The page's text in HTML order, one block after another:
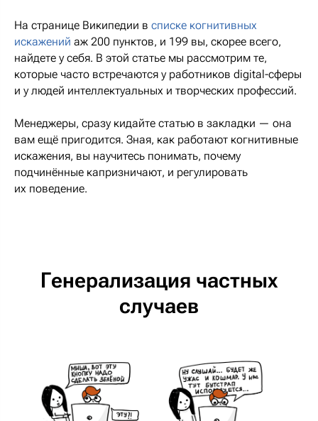
На странице Википедии в списке когнитивных
искажений аж 200 пунктов, и 199 вы, скорее всего,
найдете у себя. В этой статье мы рассмотрим те,
которые часто встречаются у работников digital-сферы
и у людей интеллектуальных и творческих профессий.
Менеджеры, сразу кидайте статью в закладки — она
вам ещё пригодится. Зная, как работают когнитивные
искажения, вы научитесь понимать, почему
подчинённые капризничают, и регулировать
их поведение.
Генерализация частных
случаев